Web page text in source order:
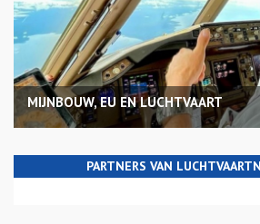
MIJNBOUW, EU EN LUCHTVAART
PARTNERS VAN